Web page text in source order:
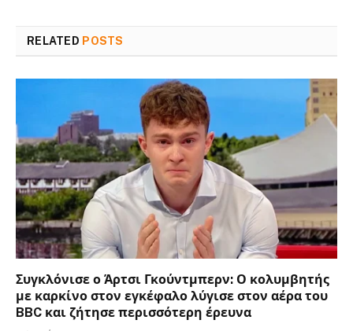
RELATED POSTS
Συγκλόνισε ο Άρτσι Γκούντμπερν: Ο κολυμβητής
με καρκίνο στον εγκέφαλο λύγισε στον αέρα του
BBC και ζήτησε περισσότερη έρευνα